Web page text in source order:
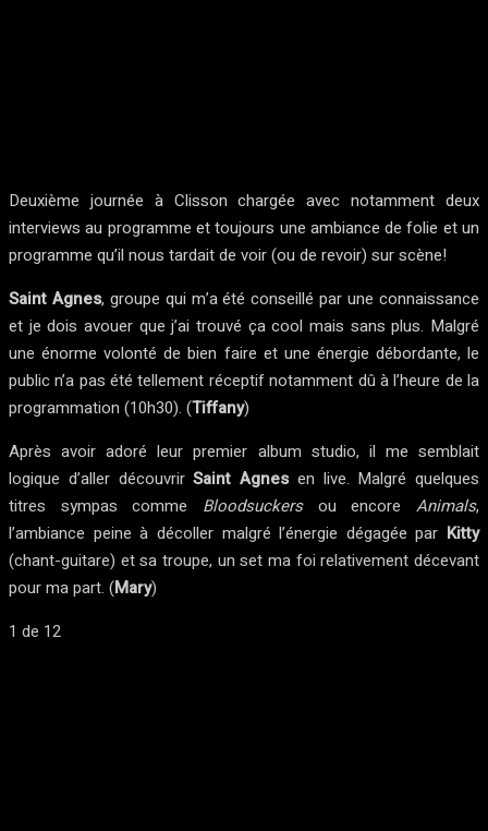
Deuxième journée à Clisson chargée avec notamment deux
interviews au programme et toujours une ambiance de folie et un
programme qu’il nous tardait de voir (ou de revoir) sur scène!
Saint Agnes, groupe qui m’a été conseillé par une connaissance
et je dois avouer que j’ai trouvé ça cool mais sans plus. Malgré
une énorme volonté de bien faire et une énergie débordante, le
public n’a pas été tellement réceptif notamment dû à l’heure de la
programmation (10h30). (Tiffany)
Après avoir adoré leur premier album studio, il me semblait
logique d’aller découvrirSaint Agnesen live. Malgré quelques
titres sympas comme Bloodsuckersou encore Animals,
l’ambiance peine à décoller malgré l’énergie dégagée par Kitty
(chant-guitare) et sa troupe, un set ma foi relativement décevant
pour ma part. (Mary)
1 de 12